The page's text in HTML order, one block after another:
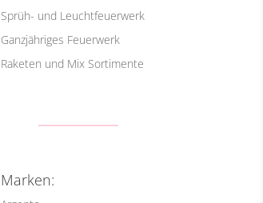
Sprüh- und Leuchtfeuerwerk
Ganzjähriges Feuerwerk
Raketen und Mix Sortimente
Marken: